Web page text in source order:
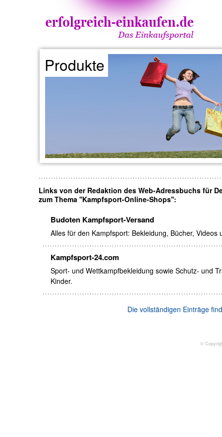
Produkte
Links von der Redaktion des Web-Adressbuchs für
zum Thema ''Kampfsport-Online-Shops'':
Budoten Kampfsport-Versand
Alles für den Kampfsport: Bekleidung, Bücher,
Kampfsport-24.com
Sport- und Wettkampfbekleidung sowie Schutz- und
Kinder.
Die vollständigen Einträge
©